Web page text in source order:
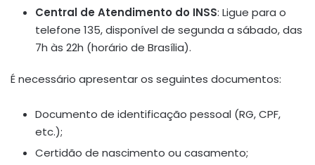
Central de Atendimento do INSS: Ligue para o
telefone 135, disponível de segunda a sábado, das
7h às 22h (horário de Brasília).
É necessário apresentar os seguintes documentos:
Documento de identificação pessoal (RG, CPF,
etc.);
Certidão de nascimento ou casamento;